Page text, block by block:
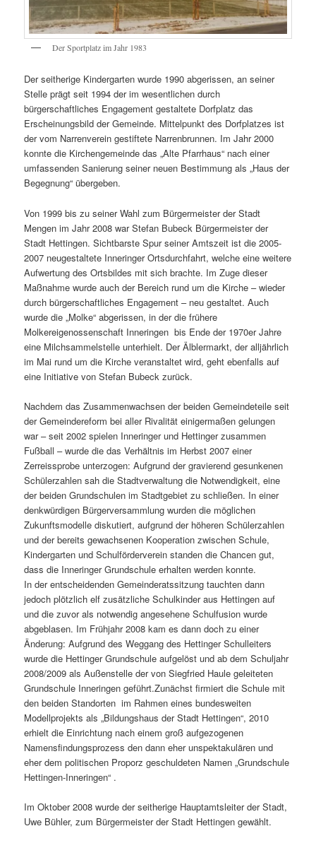
Der Sportplatz im Jahr 1983
Der seitherige Kindergarten wurde 1990 abgerissen, an seiner
Stelle prägt seit 1994 der im wesentlichen durch
bürgerschaftliches Engagement gestaltete Dorfplatz das
Erscheinungsbild der Gemeinde. Mittelpunkt des Dorfplatzes ist
der vom Narrenverein gestiftete Narrenbrunnen. Im Jahr 2000
konnte die Kirchengemeinde das „Alte Pfarrhaus“ nach einer
umfassenden Sanierung seiner neuen Bestimmung als „Haus der
Begegnung“ übergeben.
Von 1999 bis zu seiner Wahl zum Bürgermeister der Stadt
Mengen im Jahr 2008 war Stefan Bubeck Bürgermeister der
Stadt Hettingen. Sichtbarste Spur seiner Amtszeit ist die 2005-
2007 neugestaltete Inneringer Ortsdurchfahrt, welche eine weitere
Aufwertung des Ortsbildes mit sich brachte. Im Zuge dieser
Maßnahme wurde auch der Bereich rund um die Kirche – wieder
durch bürgerschaftliches Engagement – neu gestaltet. Auch
wurde die „Molke“ abgerissen, in der die frühere
Molkereigenossenschaft Inneringen bis Ende der 1970er Jahre
eine Milchsammelstelle unterhielt. Der Älblermarkt, der alljährlich
im Mai rund um die Kirche veranstaltet wird, geht ebenfalls auf
eine Initiative von Stefan Bubeck zurück.
Nachdem das Zusammenwachsen der beiden Gemeindeteile seit
der Gemeindereform bei aller Rivalität einigermaßen gelungen
war – seit 2002 spielen Inneringer und Hettinger zusammen
Fußball – wurde die das Verhältnis im Herbst 2007 einer
Zerreissprobe unterzogen: Aufgrund der gravierend gesunkenen
Schülerzahlen sah die Stadtverwaltung die Notwendigkeit, eine
der beiden Grundschulen im Stadtgebiet zu schließen. In einer
denkwürdigen Bürgerversammlung wurden die möglichen
Zukunftsmodelle diskutiert, aufgrund der höheren Schülerzahlen
und der bereits gewachsenen Kooperation zwischen Schule,
Kindergarten und Schulförderverein standen die Chancen gut,
dass die Inneringer Grundschule erhalten werden konnte.
In der entscheidenden Gemeinderatssitzung tauchten dann
jedoch plötzlich elf zusätzliche Schulkinder aus Hettingen auf
und die zuvor als notwendig angesehene Schulfusion wurde
abgeblasen. Im Frühjahr 2008 kam es dann doch zu einer
Änderung: Aufgrund des Weggang des Hettinger Schulleiters
wurde die Hettinger Grundschule aufgelöst und ab dem Schuljahr
2008/2009 als Außenstelle der von Siegfried Haule geleiteten
Grundschule Inneringen geführt.Zunächst firmiert die Schule mit
den beiden Standorten im Rahmen eines bundesweiten
Modellprojekts als „Bildungshaus der Stadt Hettingen“, 2010
erhielt die Einrichtung nach einem groß aufgezogenen
Namensfindungsprozess den dann eher unspektakulären und
eher dem politischen Proporz geschuldeten Namen „Grundschule
Hettingen-Inneringen“ .
Im Oktober 2008 wurde der seitherige Hauptamtsleiter der Stadt,
Uwe Bühler, zum Bürgermeister der Stadt Hettingen gewählt.